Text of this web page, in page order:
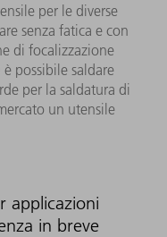
per le diverse
senza fatica e con
di focalizzazione
possibile saldare
per la saldatura di
un utensile
applicazioni
in breve